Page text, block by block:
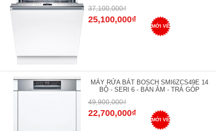
37,100,000₫
25,100,000₫
MỚI VỀ
MÁY RỬA BÁT BOSCH SMI6ZCS49E 14
BỘ - SERI 6 - BÁN ÂM - TRẢ GÓP
49,900,000₫
22,700,000₫
MỚI VỀ